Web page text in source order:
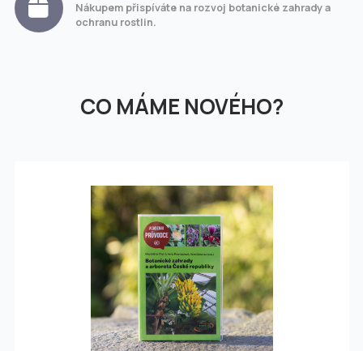
Nákupem přispíváte na rozvoj botanické zahrady a
ochranu rostlin.
CO MÁME NOVÉHO?